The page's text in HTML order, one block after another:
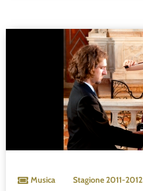
Musica Stagione2011-2012